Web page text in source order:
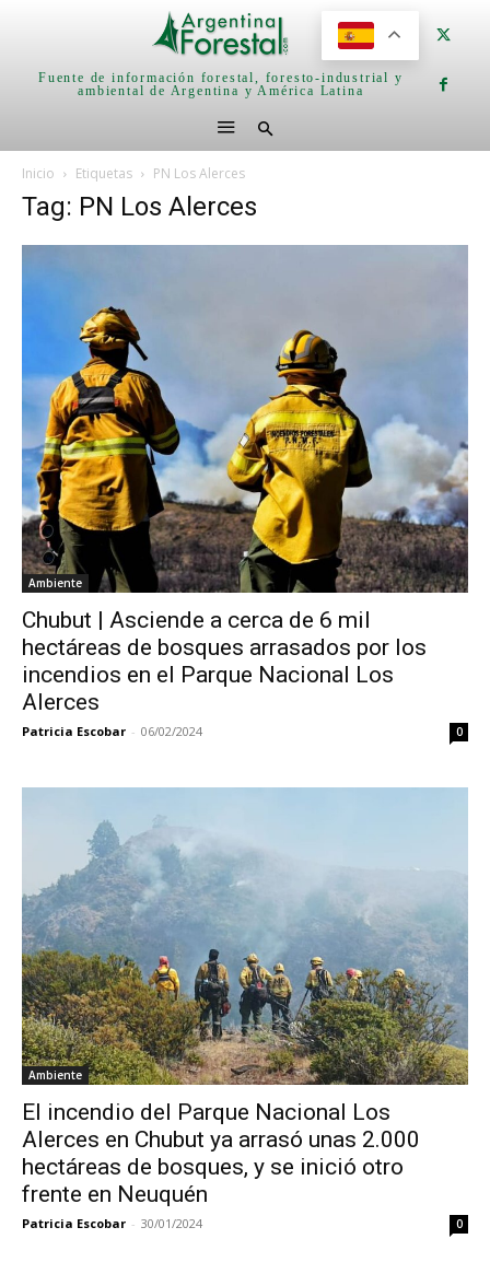
Fuente de información forestal, foresto-industrial y
ambiental de Argentina y América Latina
Inicio Etiquetas PN Los Alerces
Tag: PN Los Alerces
Ambiente
Chubut | Asciende a cerca de 6 mil
hectáreas de bosques arrasados por los
incendios en el Parque Nacional Los
Alerces
Patricia Escobar - 06/02/2024 0
Ambiente
El incendio del Parque Nacional Los
Alerces en Chubut ya arrasó unas 2.000
hectáreas de bosques, y se inició otro
frente en Neuquén
Patricia Escobar - 30/01/2024 0